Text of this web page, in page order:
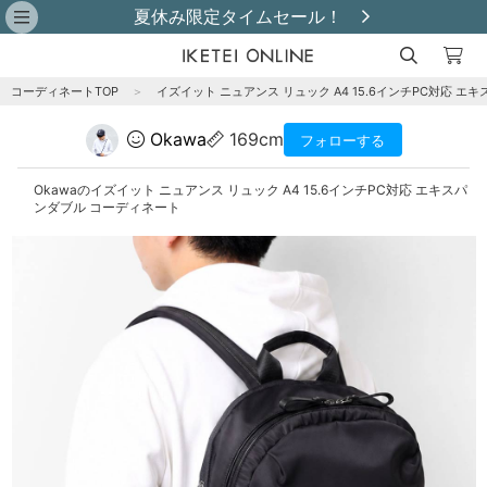
夏休み限定タイムセール！
コーディネートTOP ＞ イズイット ニュアンス リュック A4 15.6インチPC対応 エキ
Okawa 169cm フォローする
Okawaのイズイット ニュアンス リュック A4 15.6インチPC対応 エキスパ
ンダブル コーディネート